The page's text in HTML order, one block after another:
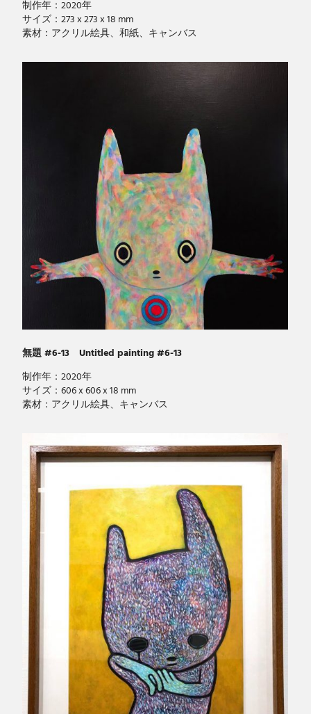
制作年：2020年
サイズ：273 x 273 x 18 mm
素材：アクリル絵具、和紙、キャンバス
無題 #6-13 Untitled painting #6-13
制作年：2020年
サイズ：606 x 606 x 18 mm
素材：アクリル絵具、キャンバス